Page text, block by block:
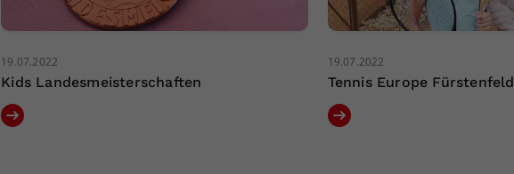
19.07.2022
Kids Landesmeisterschaften
19.07.2022
Tennis Europe Fürstenfeld